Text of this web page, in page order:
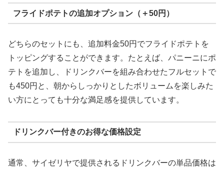
フライドポテトの追加オプション（＋50円）
どちらのセットにも、追加料金50円でフライドポテトを
トッピングすることができます。たとえば、パニーニにポ
テトを追加し、ドリンクバーを組み合わせたフルセットで
も450円と、朝からしっかりとしたボリュームを楽しみた
い方にとっても十分な満足感を提供しています。
ドリンクバー付きのお得な価格設定
通常、サイゼリヤで提供されるドリンクバーの単品価格は